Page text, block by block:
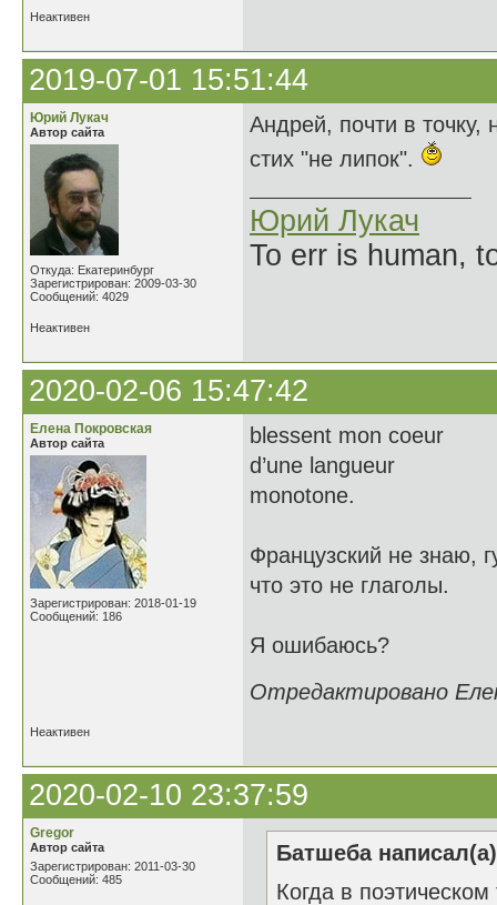
Неактивен
2019-07-01 15:51:44
Юрий Лукач
Автор сайта
Откуда: Екатеринбург
Зарегистрирован: 2009-03-30
Сообщений: 4029
Андрей, почти в точку,
стих "не липок".
Юрий Лукач
To err is human,
Неактивен
2020-02-06 15:47:42
Елена Покровская
Автор сайта
Зарегистрирован: 2018-01-19
Сообщений: 186
blessent mon coeur
d’une langueur
monotone.
Французский не знаю,
что это не глаголы.
Я ошибаюсь?
Отредактировано
Неактивен
2020-02-10 23:37:59
Gregor
Автор сайта
Зарегистрирован: 2011-03-30
Сообщений: 485
Батшеба
Когда в